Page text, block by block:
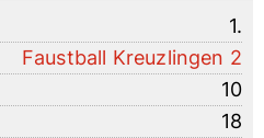
1.
Faustball Kreuzlingen 2
10
18